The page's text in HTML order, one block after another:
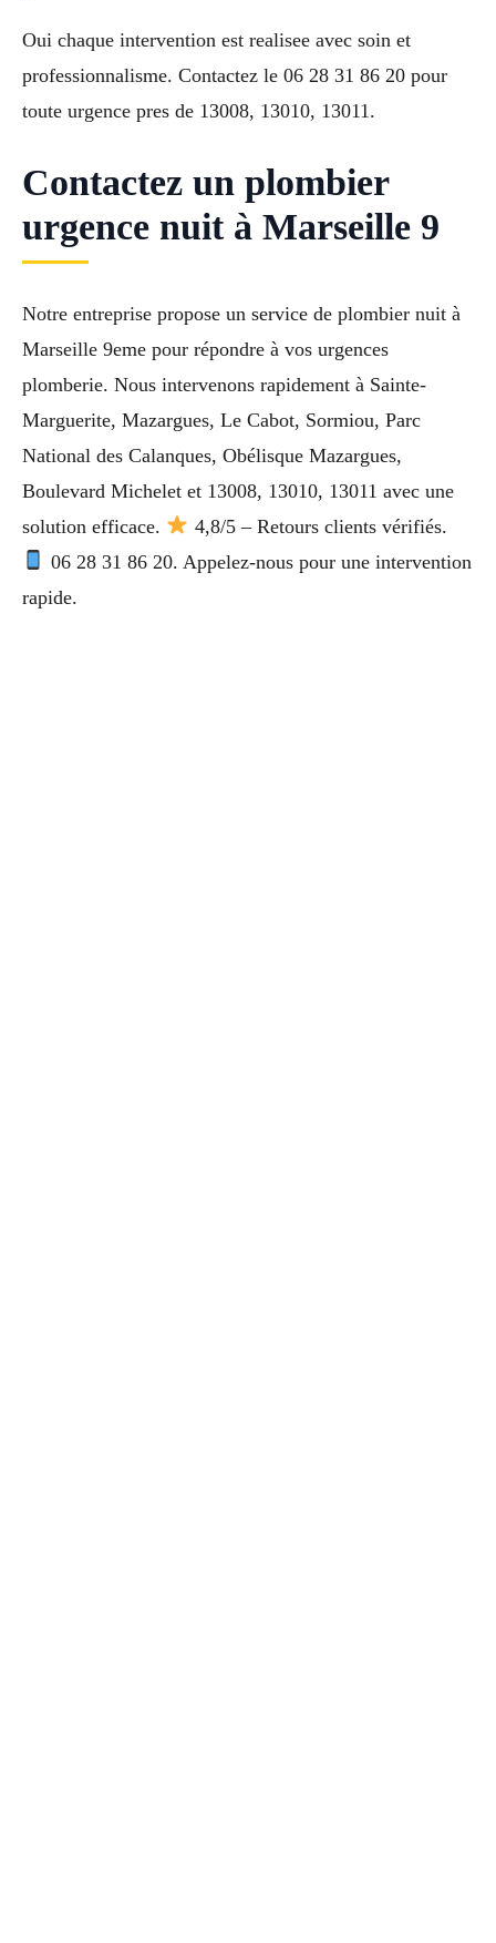
Oui chaque intervention est realisee avec soin et
professionnalisme. Contactez le 06 28 31 86 20 pour
toute urgence pres de 13008, 13010, 13011.
Contactez un plombier
urgence nuit à Marseille 9
Notre entreprise propose un service de plombier nuit à
Marseille 9eme pour répondre à vos urgences
plomberie. Nous intervenons rapidement à Sainte-
Marguerite, Mazargues, Le Cabot, Sormiou, Parc
National des Calanques, Obélisque Mazargues,
Boulevard Michelet et 13008, 13010, 13011 avec une
solution efficace.
4,8/5 – Retours clients vérifiés.
06 28 31 86 20. Appelez-nous pour une intervention
rapide.